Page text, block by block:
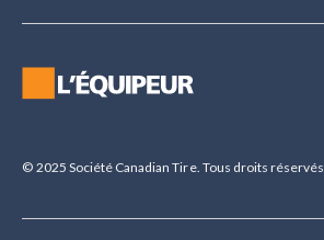
© 2025 Société Canadian Tire. Tous droits réservés.